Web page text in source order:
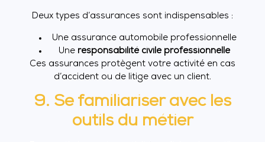
Deux types d’assurances sont indispensables :
Une assurance automobile professionnelle
Une responsabilité civile professionnelle
Ces assurances protègent votre activité en cas
d’accident ou de litige avec un client.
9. Se familiariser avec les
outils du métier